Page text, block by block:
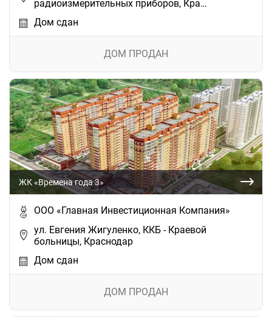
радиоизмерительных приборов, Кра…
Дом сдан
ДОМ ПРОДАН
ЖК «Времена года 3»
ООО «Главная Инвестиционная Компания»
ул. Евгения Жигуленко, ККБ - Краевой
больницы, Краснодар
Дом сдан
ДОМ ПРОДАН